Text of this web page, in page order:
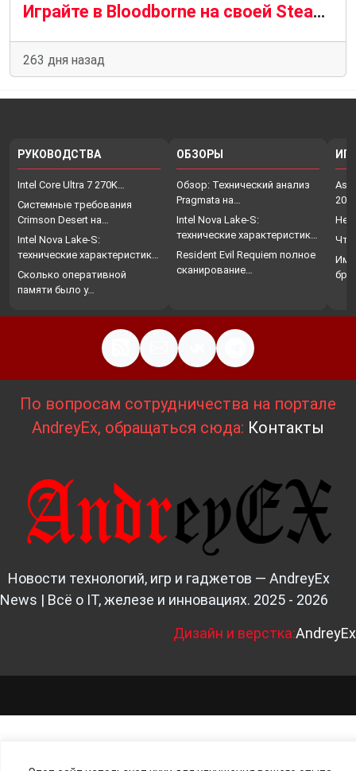
Играйте в Bloodborne на своей Steam Deck благодаря ShadPS4
263 дня назад
РУКОВОДСТВА
Intel Core Ultra 7 270K…
Системные требования
Crimson Desert на…
Intel Nova Lake-S:
технические характеристики,
…
Сколько оперативной
памяти было у…
ОБЗОРЫ
Обзор: Технический анализ
Pragmata на…
Intel Nova Lake-S:
технические характеристики,
…
Resident Evil Requiem полное
сканирование…
Что
По вопросам сотрудничества на портале
AndreyEx, обращаться сюда: Контакты
Новости технологий, игр и гаджетов — AndreyEx
News | Всё о IT, железе и инновациях. 2025 - 2026
Дизайн и верстка:AndreyEx